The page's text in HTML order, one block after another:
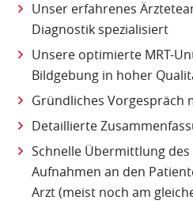
Unser erfahrenes
Diagnostik spezialisiert
Unsere optimierte MRT-
Bildgebung in hoher
Gründliches Vorgespräch
Detaillierte
Schnelle Übermittlung
Aufnahmen an den
Arzt (meist noch am